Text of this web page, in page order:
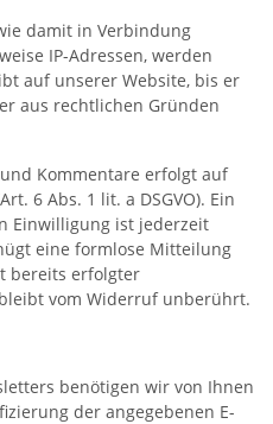
damit in Verbindung
IP-Adressen, werden
auf unserer Website, bis er
aus rechtlichen Gründen
Kommentare erfolgt auf
6 Abs. 1 lit. a DSGVO). Ein
Einwilligung ist jederzeit
eine formlose Mitteilung
bereits erfolgter
vom Widerruf unberührt.
benötigen wir von Ihnen
der angegebenen E-